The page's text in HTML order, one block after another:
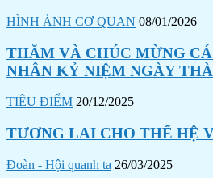
HÌNH ẢNH CƠ QUAN 08/01/2026
THĂM VÀ CHÚC MỪNG
NHÂN KỶ NIỆM NGÀY
TIÊU ĐIỂM 20/12/2025
TƯƠNG LAI CHO THẾ HỆ
Đoàn - Hội quanh ta 26/03/2025